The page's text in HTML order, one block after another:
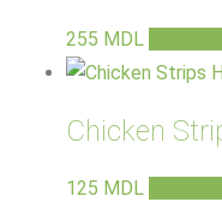
255 MDL
Chicken
125 MDL